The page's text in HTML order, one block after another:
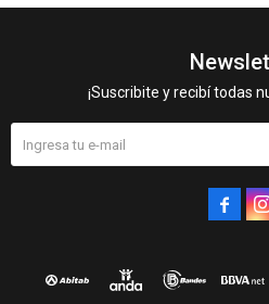
¡Suscribite y recibí todas
